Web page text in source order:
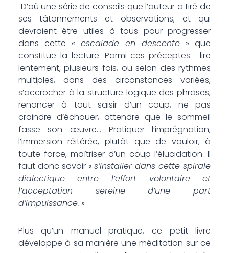
D’où une série de conseils que l’auteur a tiré de
ses tâtonnements et observations, et qui
devraient être utiles à tous pour progresser
dans cette « escalade en descente » que
constitue la lecture. Parmi ces préceptes : lire
lentement, plusieurs fois, ou selon des rythmes
multiples, dans des circonstances variées,
s’accrocher à la structure logique des phrases,
renoncer à tout saisir d’un coup, ne pas
craindre d’échouer, attendre que le sommeil
fasse son œuvre… Pratiquer l’imprégnation,
l’immersion réitérée, plutôt que de vouloir, à
toute force, maîtriser d’un coup l’élucidation. Il
faut donc savoir «s’installer dans cette spirale
dialectique entre l’effort volontaire et
l’acceptation sereine d’une part
d’impuissance. »
Plus qu’un manuel pratique, ce petit livre
développe à sa manière une méditation sur ce